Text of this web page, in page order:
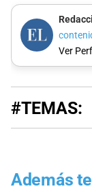
Ver
#TEMAS:
Además